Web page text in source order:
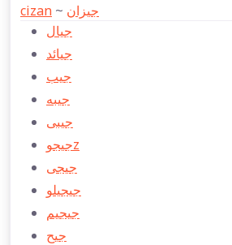
cizan ~ جیزان
جيال
جيائد
جیب
جیبه
جیبی
جیجوz
جیجی
جیجیلو
جیجیم
جیح